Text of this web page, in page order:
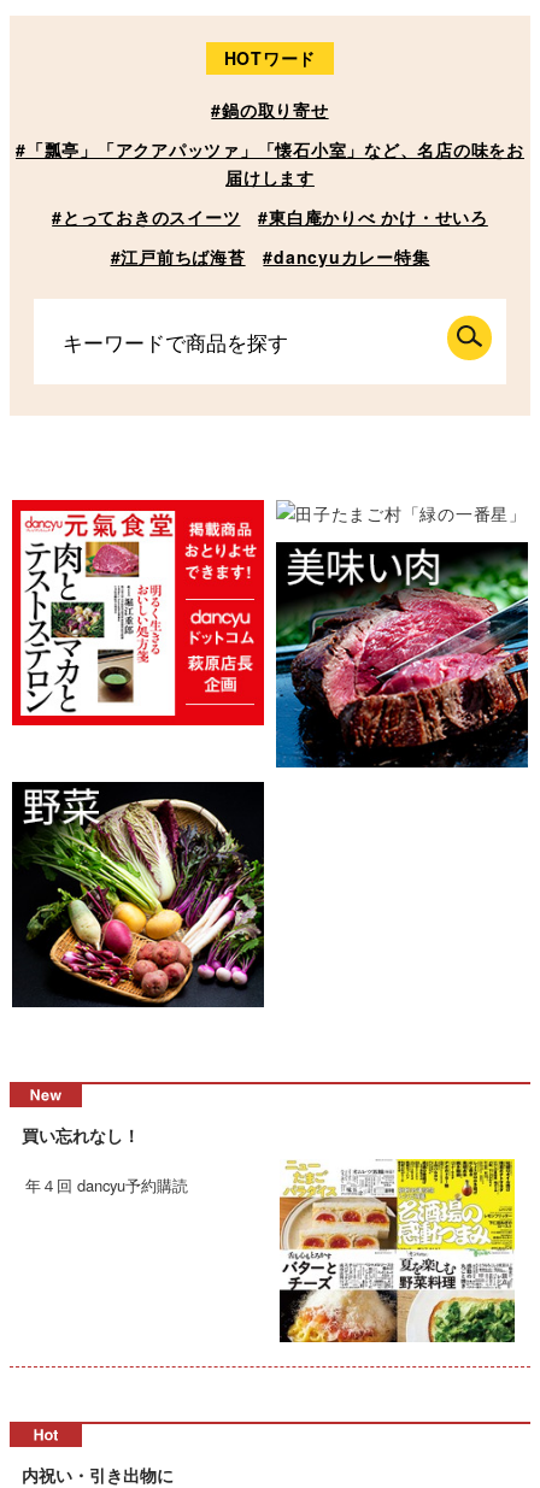
HOTワード
#鍋の取り寄せ
#「瓢亭」「アクアパッツァ」「懐石小室」など、名店の味をお
届けします
#とっておきのスイーツ
#東白庵かりべ かけ・せいろ
#江戸前ちば海苔
#dancyuカレー特集
買い忘れなし！
年４回 dancyu予約購読
内祝い・引き出物に